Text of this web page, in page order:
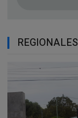
REGIONALES